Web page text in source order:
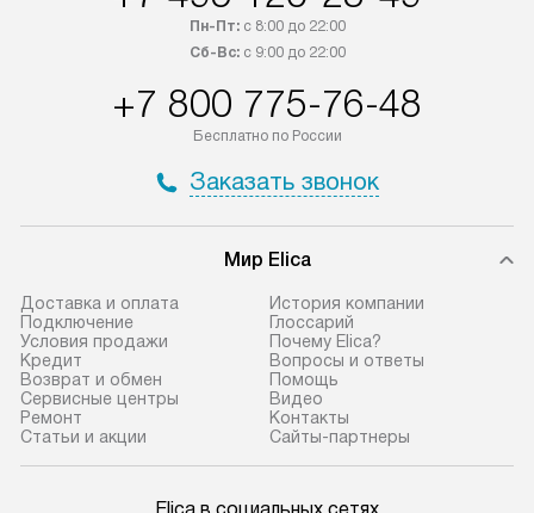
обсудите возможность его
приобретения с менеджером сайта.
доставляются бесплатно
по Москве в пределах МКАД,
не предусмотрена.
доставки доставит упакованный
прибор до двери или прихожей.
Если необходимо переместить
прибор до места установки,
пожалуйста, предварительно
уточните это с менеджером.
За данную услугу взимается
дополнительная плата. Важно
материалы.
к воде, крана и
слива.
Пн-Пт:с 8:00 до 22:00
Сб-Вс:с 9:00 до 22:00
+7 800 775-76-48
Бесплатно по России
Заказать звонок
Мир Elica
Доставка и оплата
Подключение
Условия продажи
Кредит
Возврат и обмен
Сервисные центры
Ремонт
Статьи и акции
История компании
Глоссарий
Почему Elica?
Вопросы и ответы
Помощь
Видео
Контакты
Сайты-партнеры